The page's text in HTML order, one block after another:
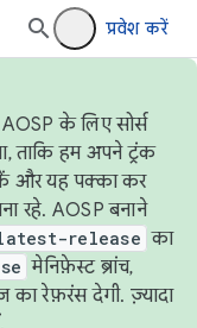
प्रवेश करें
के लिए सोर्स
ताकि हम अपने ट्रंक
और यह पक्का कर
रहे. AOSP बनाने
release का
मेनिफ़ेस्ट ब्रांच,
का रेफ़रंस देगी. ज़्यादा